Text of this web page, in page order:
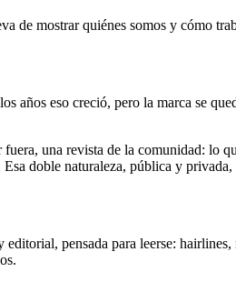
de mostrar quiénes somos y cómo
eso creció, pero la marca se
una revista de la comunidad: lo
doble naturaleza, pública y
pensada para leerse: